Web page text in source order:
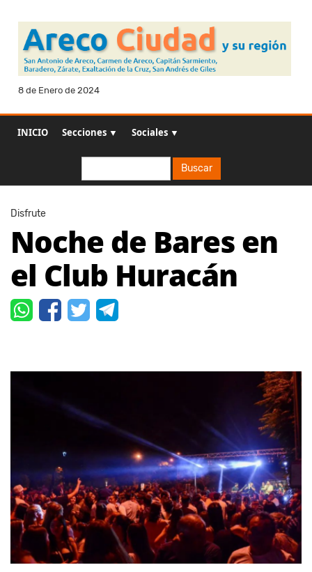
8 de Enero de 2024
INICIO Secciones ▼ Sociales ▼
Buscar
Disfrute
Noche de Bares en
el Club Huracán